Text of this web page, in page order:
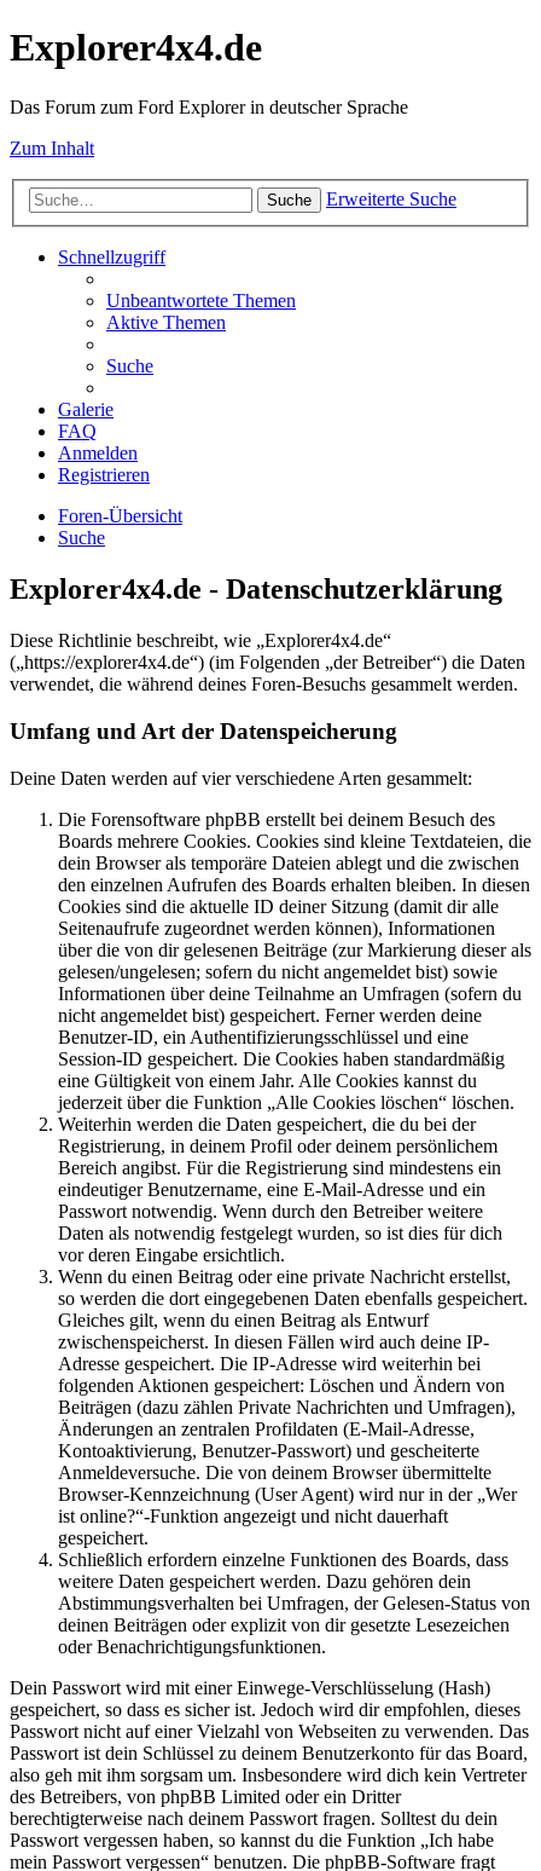
Explorer4x4.de
Das Forum zum Ford Explorer in deutscher Sprache
Zum Inhalt
Suche Erweiterte Suche
Schnellzugriff
Unbeantwortete Themen
Aktive Themen
Suche
Galerie
FAQ
Anmelden
Registrieren
Foren-Übersicht
Suche
Explorer4x4.de - Datenschutzerklärung
Diese Richtlinie beschreibt, wie „Explorer4x4.de“
(„https://explorer4x4.de“) (im Folgenden „der Betreiber“) die Daten
verwendet, die während deines Foren-Besuchs gesammelt werden.
Umfang und Art der Datenspeicherung
Deine Daten werden auf vier verschiedene Arten gesammelt:
Die Forensoftware phpBB erstellt bei deinem Besuch des
Boards mehrere Cookies. Cookies sind kleine Textdateien, die
dein Browser als temporäre Dateien ablegt und die zwischen
den einzelnen Aufrufen des Boards erhalten bleiben. In diesen
Cookies sind die aktuelle ID deiner Sitzung (damit dir alle
Seitenaufrufe zugeordnet werden können), Informationen
über die von dir gelesenen Beiträge (zur Markierung dieser als
gelesen/ungelesen; sofern du nicht angemeldet bist) sowie
Informationen über deine Teilnahme an Umfragen (sofern du
nicht angemeldet bist) gespeichert. Ferner werden deine
Benutzer-ID, ein Authentifizierungsschlüssel und eine
Session-ID gespeichert. Die Cookies haben standardmäßig
eine Gültigkeit von einem Jahr. Alle Cookies kannst du
jederzeit über die Funktion „Alle Cookies löschen“ löschen.
Weiterhin werden die Daten gespeichert, die du bei der
Registrierung, in deinem Profil oder deinem persönlichem
Bereich angibst. Für die Registrierung sind mindestens ein
eindeutiger Benutzername, eine E-Mail-Adresse und ein
Passwort notwendig. Wenn durch den Betreiber weitere
Daten als notwendig festgelegt wurden, so ist dies für dich
vor deren Eingabe ersichtlich.
Wenn du einen Beitrag oder eine private Nachricht erstellst,
so werden die dort eingegebenen Daten ebenfalls gespeichert.
Gleiches gilt, wenn du einen Beitrag als Entwurf
zwischenspeicherst. In diesen Fällen wird auch deine IP-
Adresse gespeichert. Die IP-Adresse wird weiterhin bei
folgenden Aktionen gespeichert: Löschen und Ändern von
Beiträgen (dazu zählen Private Nachrichten und Umfragen),
Änderungen an zentralen Profildaten (E-Mail-Adresse,
Kontoaktivierung, Benutzer-Passwort) und gescheiterte
Anmeldeversuche. Die von deinem Browser übermittelte
Browser-Kennzeichnung (User Agent) wird nur in der „Wer
ist online?“-Funktion angezeigt und nicht dauerhaft
gespeichert.
Schließlich erfordern einzelne Funktionen des Boards, dass
weitere Daten gespeichert werden. Dazu gehören dein
Abstimmungsverhalten bei Umfragen, der Gelesen-Status von
deinen Beiträgen oder explizit von dir gesetzte Lesezeichen
oder Benachrichtigungsfunktionen.
Dein Passwort wird mit einer Einwege-Verschlüsselung (Hash)
gespeichert, so dass es sicher ist. Jedoch wird dir empfohlen, dieses
Passwort nicht auf einer Vielzahl von Webseiten zu verwenden. Das
Passwort ist dein Schlüssel zu deinem Benutzerkonto für das Board,
also geh mit ihm sorgsam um. Insbesondere wird dich kein Vertreter
des Betreibers, von phpBB Limited oder ein Dritter
berechtigterweise nach deinem Passwort fragen. Solltest du dein
Passwort vergessen haben, so kannst du die Funktion „Ich habe
mein Passwort vergessen“ benutzen. Die phpBB-Software fragt